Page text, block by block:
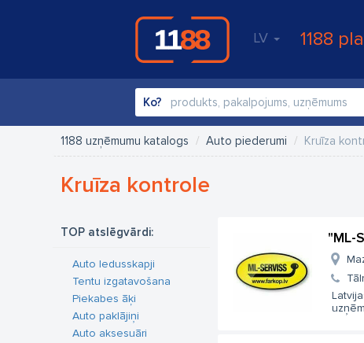
LV 1188
Ko?
1188 uzņēmumu katalogs Auto piederumi Kruīza
Kruīza kontrole
TOP atslēgvārdi:
Auto ledusskapji
Tentu izgatavošana
Piekabes āķi
Auto paklājiņi
Auto aksesuāri
"ML-